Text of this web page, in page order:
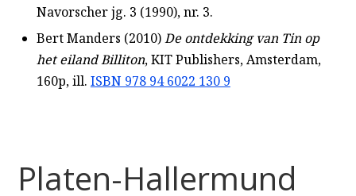
Navorscher jg. 3 (1990), nr. 3.
Bert Manders (2010)De ontdekking van Tin op
het eiland Billiton, KIT Publishers, Amsterdam,
160p, ill. ISBN 978 94 6022 130 9
Platen-Hallermund